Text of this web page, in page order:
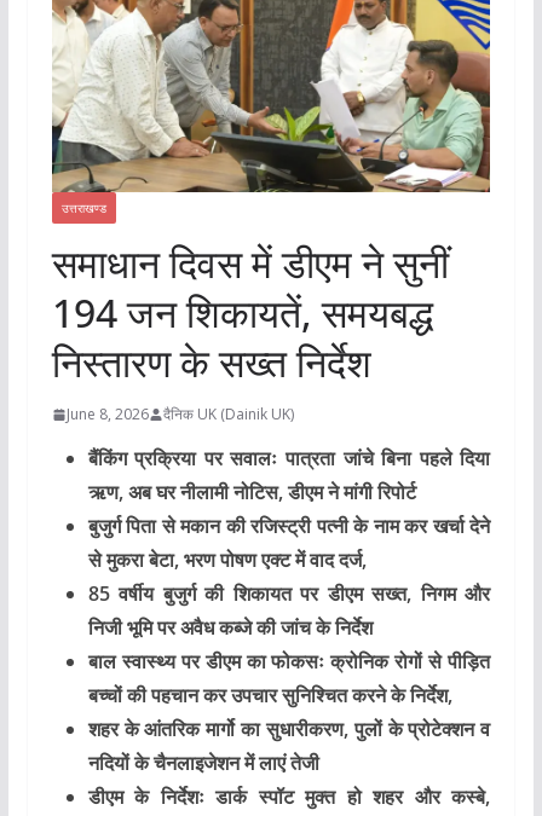
उत्तराखण्ड
समाधान दिवस में डीएम ने सुनीं
194 जन शिकायतें, समयबद्ध
निस्तारण के सख्त निर्देश
June 8, 2026 दैनिक UK (Dainik UK)
बैंकिंग प्रक्रिया पर सवालः पात्रता जांचे बिना पहले दिया
ऋण, अब घर नीलामी नोटिस, डीएम ने मांगी रिपोर्ट
बुजुर्ग पिता से मकान की रजिस्ट्री पत्नी के नाम कर खर्चा देने
से मुकरा बेटा, भरण पोषण एक्ट में वाद दर्ज,
85 वर्षीय बुजुर्ग की शिकायत पर डीएम सख्त, निगम और
निजी भूमि पर अवैध कब्जे की जांच के निर्देश
बाल स्वास्थ्य पर डीएम का फोकसः क्रोनिक रोगों से पीड़ित
बच्चों की पहचान कर उपचार सुनिश्चित करने के निर्देश,
शहर के आंतरिक मार्गो का सुधारीकरण, पुलों के प्रोटेक्शन व
नदियों के चैनलाइजेशन में लाएं तेजी
डीएम के निर्देशः डार्क स्पॉट मुक्त हो शहर और कस्बे,